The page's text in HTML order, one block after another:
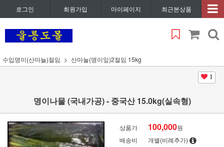
로그인 회원가입 마이페이지 최근본상품
수입명이(산마늘)절임 산마늘(명이잎)2절임 15kg
1
명이나물 (국내가공) - 중국산 15.0kg(실속형)
상품가 100,000원
배송비
개별(비례추가)